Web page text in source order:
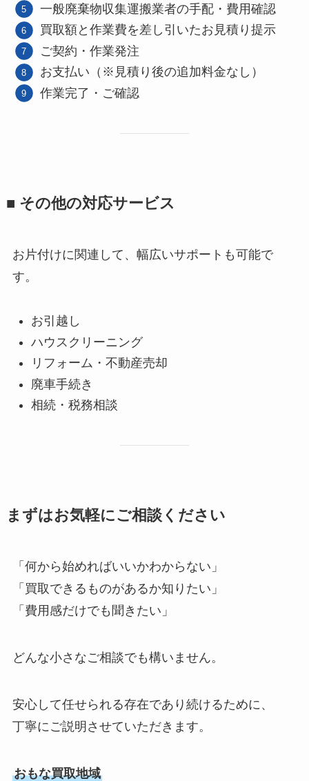
一般廃棄物収集運搬業者の手配・費用確認
買取額と作業費を差し引いたお見積り提示
ご契約・作業発注
お支払い（※見積り後の追加料金なし）
作業完了・ご確認
■ その他の対応サービス
お片付けに関連して、幅広いサポートも可能で
す。
お引越し
ハウスクリーニング
リフォーム・不動産売却
廃車手続き
相続・税務相談
まずはお気軽にご相談ください
「何から始めればいいかわからない」
「買取できるものがあるか知りたい」
「費用感だけでも聞きたい」
どんな小さなご相談でも構いません。
安心して任せられる存在であり続けるために、
丁寧にご説明させていただきます。
おもな買取地域